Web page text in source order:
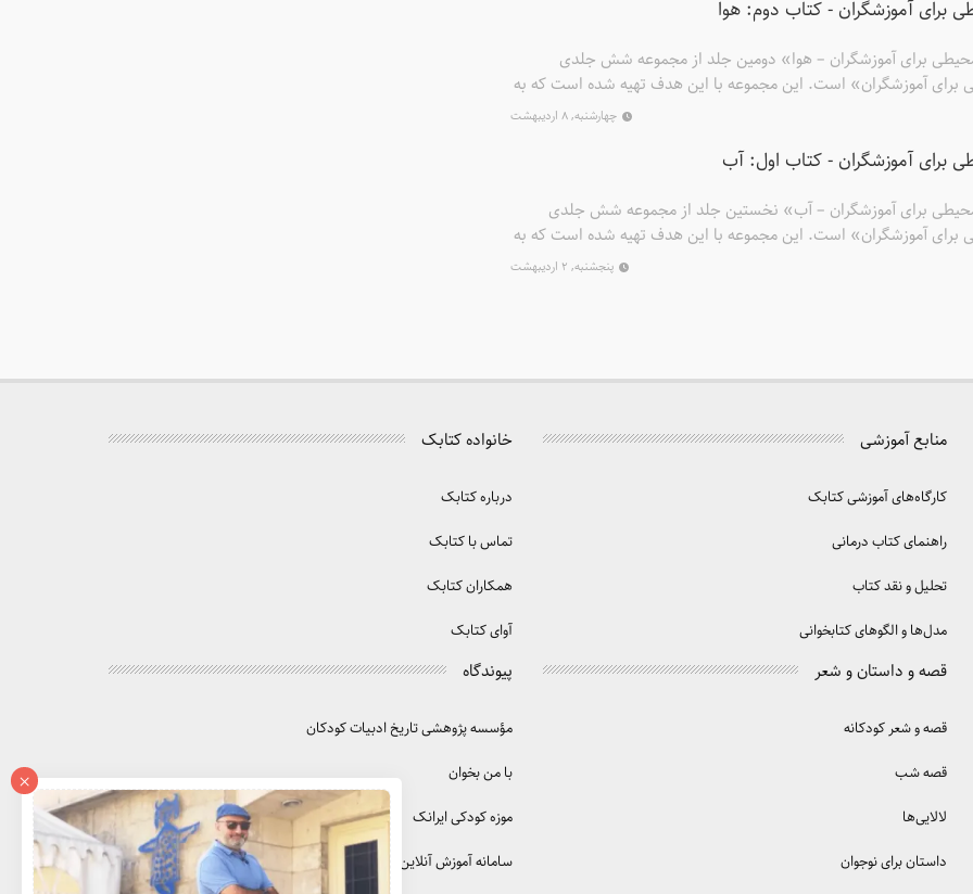
است: منبع مربی و راهنمای آموزش
آموزشگران - کتاب دوم: هوا
برای آموزشگران – هوا» دومین جلد از مجموعه شش جلدی
آموزشگران» است. این مجموعه با این هدف تهیه شده است که به
و تسهیل‌کننده، جوانان و نوجوانان را در شناخت و ترویج فرهنگ
چهارشنبه, ۸ اردیبهشت
برای آموزشگران - کتاب اول: آب
برای آموزشگران – آب» نخستین جلد از مجموعه شش جلدی
آموزشگران» است. این مجموعه با این هدف تهیه شده است که به
و تسهیل‌کننده، جوانان و نوجوانان را در شناخت و ترویج فرهنگ
پنجشنبه, ۲ اردیبهشت
×
منابع آموزشی
کارگاه‌های آموزشی کتابک
راهنمای کتاب درمانی
تحلیل و نقد کتاب
مدل‌ها و الگوهای کتابخوانی
قصه و داستان و شعر
قصه و شعر کودکانه
قصه شب
لالایی‌ها
داستان برای نوجوان
خانواده کتابک
درباره کتابک
تماس با کتابک
همکاران کتابک
آوای کتابک
پیوندگاه
مؤسسه پژوهشی تاریخ ادبیات کودکان
با من بخوان
موزه کودکی ایرانک
سامانه آموزش آنلاین آموزک